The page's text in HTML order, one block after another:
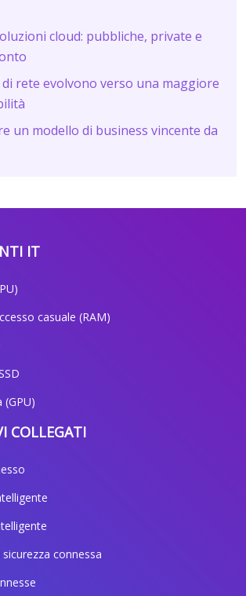
cloud: pubbliche, private e
rete evolvono verso una maggiore
un modello di business vincente da
IT
casuale (RAM)
(GPU)
COLLEGATI
connessa